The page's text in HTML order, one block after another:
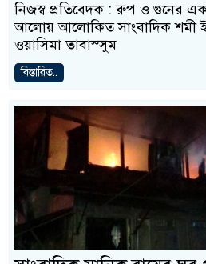
নিজস্ব প্রতিবেদক : রুপ ও গুনের
আলোয় আলোকিত সাংবাদিক শমী
ওয়াসিমা তাবাস্সুম
বিস্তারিত..